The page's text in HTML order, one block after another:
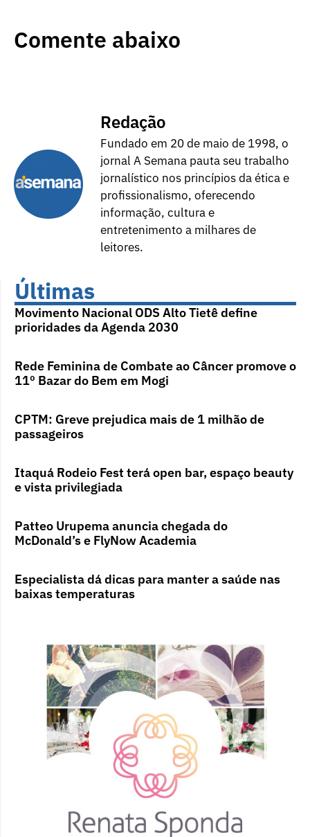
Comente abaixo
Redação
Fundado em 20 de maio de 1998, o
jornal A Semana pauta seu trabalho
jornalístico nos princípios da ética e
profissionalismo, oferecendo
informação, cultura e
entretenimento a milhares de
leitores.
Últimas
Movimento Nacional ODS Alto Tietê define
prioridades da Agenda 2030
Rede Feminina de Combate ao Câncer promove o
11º Bazar do Bem em Mogi
CPTM: Greve prejudica mais de 1 milhão de
passageiros
Itaquá Rodeio Fest terá open bar, espaço beauty
e vista privilegiada
Patteo Urupema anuncia chegada do
McDonald’s e FlyNow Academia
Especialista dá dicas para manter a saúde nas
baixas temperaturas